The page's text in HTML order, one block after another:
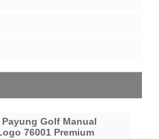
Golf Manual
76001 Premium